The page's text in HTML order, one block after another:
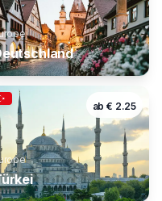
ab € 2.25